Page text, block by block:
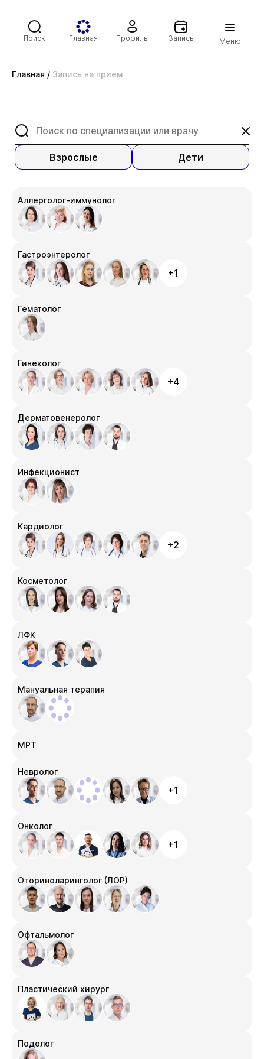
Поиск Главная Профиль Запись Меню
Главная / Запись на прием
Взрослые Дети
Аллерголог-иммунолог
Гастроэнтеролог
+1
Гематолог
Гинеколог
+4
Дерматовенеролог
Инфекционист
Кардиолог
+2
Косметолог
ЛФК
Мануальная терапия
МРТ
Невролог
+1
Онколог
+1
Оториноларинголог (ЛОР)
Офтальмолог
Пластический хирург
Подолог